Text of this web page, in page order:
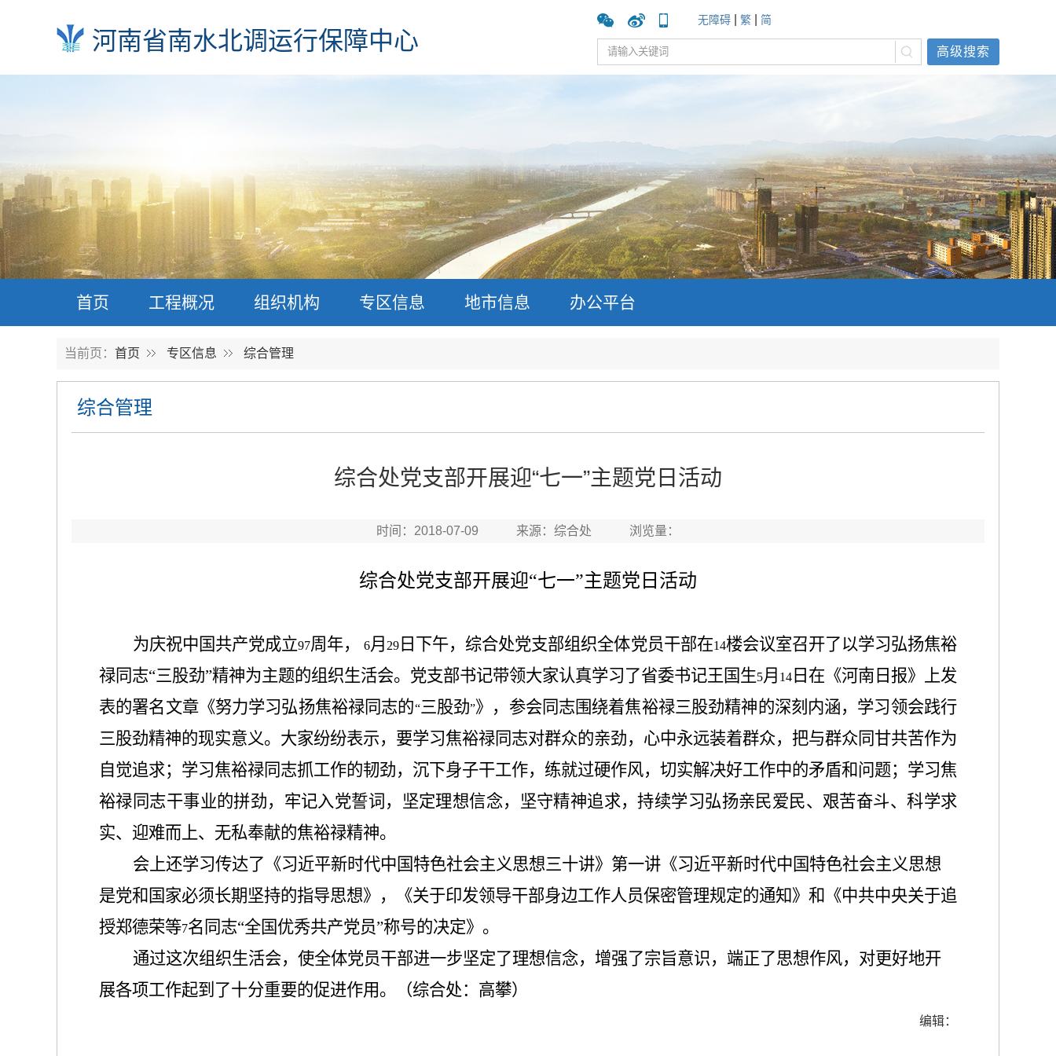
河南省南水北调运行保障中心
无障碍 繁 简
高级搜索
首页 工程概况 组织机构 专区信息 地市信息 办公平台
当前页： 首页 专区信息 综合管理
综合管理
综合处党支部开展迎“七一”主题党日活动
时间：2018-07-09 来源：综合处 浏览量：
综合处党支部开展迎“七一”主题党日活动
为庆祝中国共产党成立97周年，6月29 日下午，综合处党支部组织全体党员干部在14楼会议室召开了以学习弘扬焦裕
禄同志“三股劲”精神为主题的组织生活会。党支部书记带领大家认真学习了省委书记王国生5月 14 日在《河南日报》上发
表的署名文章《努力学习弘扬焦裕禄同志的“三股劲”》，参会同志围绕着焦裕禄三股劲精神的深刻内涵，学习领会践行
三股劲精神的现实意义。大家纷纷表示，要学习焦裕禄同志对群众的亲劲，心中永远装着群众，把与群众同甘共苦作为
自觉追求；学习焦裕禄同志抓工作的韧劲，沉下身子干工作，练就过硬作风，切实解决好工作中的矛盾和问题；学习焦
裕禄同志干事业的拼劲，牢记入党誓词，坚定理想信念，坚守精神追求，持续学习弘扬亲民爱民、艰苦奋斗、科学求
实、迎难而上、无私奉献的焦裕禄精神。
会上还学习传达了《习近平新时代中国特色社会主义思想三十讲》第一讲《习近平新时代中国特色社会主义思想
是党和国家必须长期坚持的指导思想》，《关于印发领导干部身边工作人员保密管理规定的通知》和《中共中央关于追
授郑德荣等7名同志“全国优秀共产党员”称号的决定》。
通过这次组织生活会，使全体党员干部进一步坚定了理想信念，增强了宗旨意识，端正了思想作风，对更好地开
展各项工作起到了十分重要的促进作用。（综合处：高攀）
编辑：